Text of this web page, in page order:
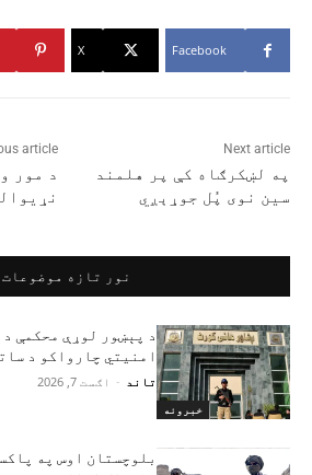
Facebook
X
article
د مور
Next article
په لښکرګاه کې پر هلمند
سین نوی پُل جوړېږي
نور تازه موضوعات
خبرونه
د پېښور لوړې محکمې
امنیتي چارواکو د
تاند - اګست 7, 2026
بلوچستان اوس په